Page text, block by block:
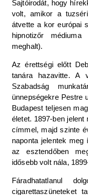
Sajtóirodát, hogy
volt, amikor a
átvette a kor európai
hipnotizőr
meghalt).
Az érettségi előtt
tanára hazavitte. A
Szabadság
ünnepségekre Pestre
Budapest teljesen
életet. 1897-ben
címmel, majd szinte
naponta jelentek meg
az esztendőben
idősebb volt nála,
Fáradhatatlanul
cigarettaszüneteket